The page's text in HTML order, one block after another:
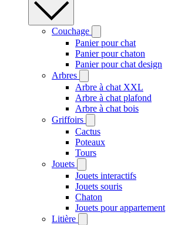
Couchage
Panier pour chat
Panier pour chaton
Panier pour chat design
Arbres
Arbre à chat XXL
Arbre à chat plafond
Arbre à chat bois
Griffoirs
Cactus
Poteaux
Tours
Jouets
Jouets interactifs
Jouets souris
Chaton
Jouets pour appartement
Litière